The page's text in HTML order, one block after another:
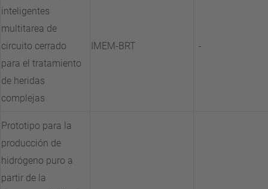
inteligentes
multitarea de
circuito cerrado
para el tratamiento
de heridas
complejas
IMEM-BRT -
Prototipo para la
producción de
hidrógeno puro a
partir de la